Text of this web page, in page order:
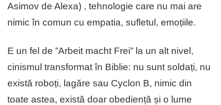
Asimov de Alexa) , tehnologie care nu mai are
nimic în comun cu empatia, sufletul, emoțiile.
E un fel de ”Arbeit macht Frei” la un alt nivel,
cinismul transformat în Biblie: nu sunt soldați, nu
există roboți, lagăre sau Cyclon B, nimic din
toate astea, există doar obediență și o lume